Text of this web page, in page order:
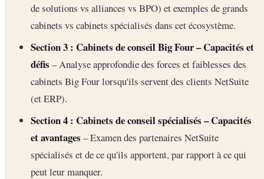
de solutions vs alliances vs BPO) et exemples de grands
cabinets vs cabinets spécialisés dans cet écosystème.
Section 3 : Cabinets de conseil Big Four – Capacités et
défis – Analyse approfondie des forces et faiblesses des
cabinets Big Four lorsqu'ils servent des clients NetSuite
(et ERP).
Section 4 : Cabinets de conseil spécialisés – Capacités
et avantages – Examen des partenaires NetSuite
spécialisés et de ce qu'ils apportent, par rapport à ce qui
peut leur manquer.